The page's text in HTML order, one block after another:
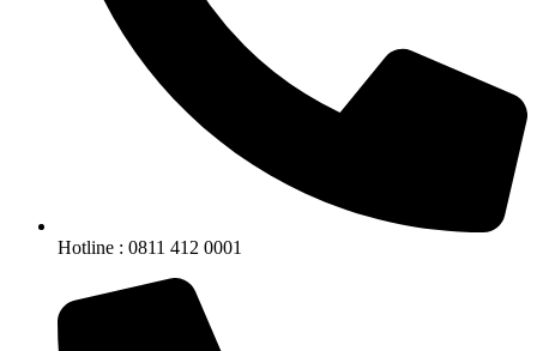
Hotline : 0811 412 0001